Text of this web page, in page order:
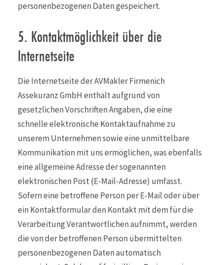
personenbezogenen Daten gespeichert.
5. Kontaktmöglichkeit über die
Internetseite
Die Internetseite der AVMakler Firmenich
Assekuranz GmbH enthält aufgrund von
gesetzlichen Vorschriften Angaben, die eine
schnelle elektronische Kontaktaufnahme zu
unserem Unternehmen sowie eine unmittelbare
Kommunikation mit uns ermöglichen, was ebenfalls
eine allgemeine Adresse der sogenannten
elektronischen Post (E-Mail-Adresse) umfasst.
Sofern eine betroffene Person per E-Mail oder über
ein Kontaktformular den Kontakt mit dem für die
Verarbeitung Verantwortlichen aufnimmt, werden
die von der betroffenen Person übermittelten
personenbezogenen Daten automatisch